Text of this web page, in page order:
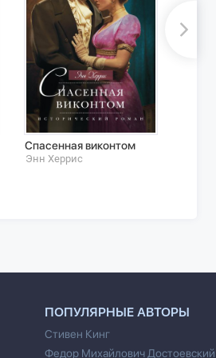
Спасенная виконтом
Энн Херрис
ПОПУЛЯРНЫЕ АВТОРЫ
Стивен Кинг
Федор Михайлович Достоевский